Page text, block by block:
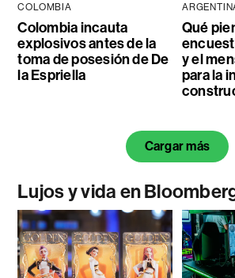
COLOMBIA
Colombia incauta
explosivos antes de la
toma de posesión de De
la Espriella
Qué
y el
para la
Cargar más
Lujos y vida en